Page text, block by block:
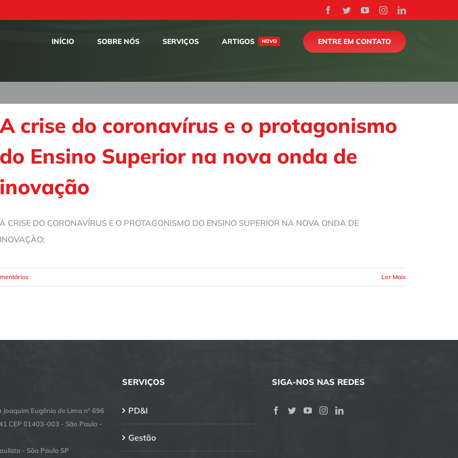
Facebook
TwitterYouTubeInstagramLinkedIn
INÍCIO SOBRE NÓS SERVIÇOS ARTIGOS NOVO ENTRE EM CONTATO
A crise do coronavírus e o protagonismo
do Ensino Superior na nova onda de
inovação
A CRISE DO CORONAVÍRUS E O PROTAGONISMO DO ENSINO SUPERIOR NA NOVA ONDA DE
INOVAÇÃO:
Ler Mais
Joaquim Eugênio de Lima nº 696
CEP 01403-003 - São Paulo -
- São Paulo SP
SERVIÇOS
PD&I
Gestão
SIGA-NOS NAS REDES